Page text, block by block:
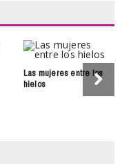
Las mujeres entre los
hielos